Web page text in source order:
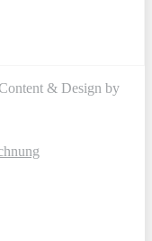
& Design by